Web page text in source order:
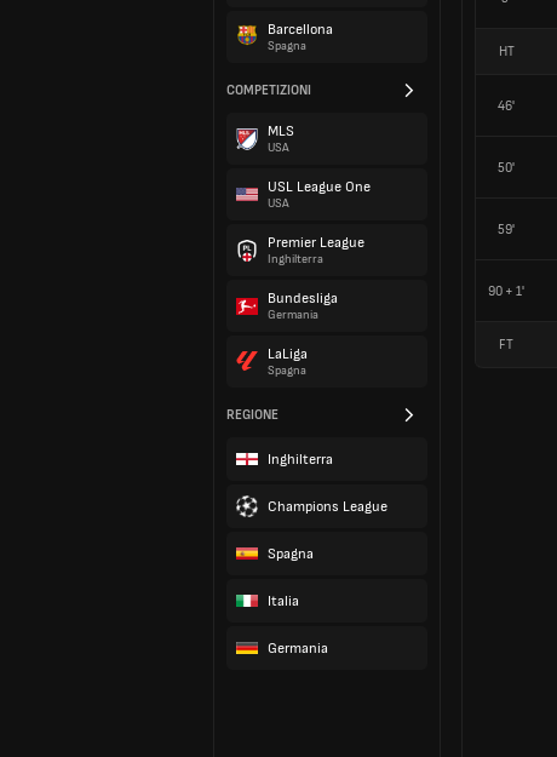
Barcellona
Spagna
COMPETIZIONI
MLS
USA
USL League One
USA
Premier League
Inghilterra
Bundesliga
Germania
LaLiga
Spagna
REGIONE
Inghilterra
Champions League
Spagna
Italia
Germania
HT
46'
50'
59'
90 + 1'
FT